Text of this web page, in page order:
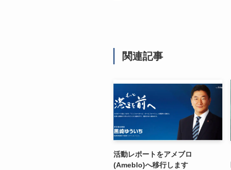
関連記事
活動レポートをアメブロ
(Ameblo)へ移行します